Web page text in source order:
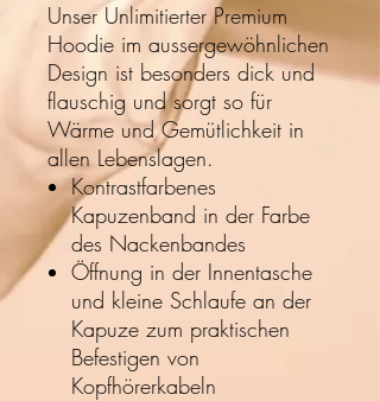
Unser Unlimitierter Premium
Hoodie im aussergewöhnlichen
Design ist besonders dick und
flauschig und sorgt so für
Wärme und Gemütlichkeit in
allen Lebenslagen.
Kontrastfarbenes
Kapuzenband in der Farbe
des Nackenbandes
Öffnung in der Innentasche
und kleine Schlaufe an der
Kapuze zum praktischen
Befestigen von
Kopfhörerkabeln